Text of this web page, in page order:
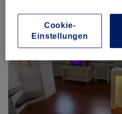
Cookie-
Einstellungen